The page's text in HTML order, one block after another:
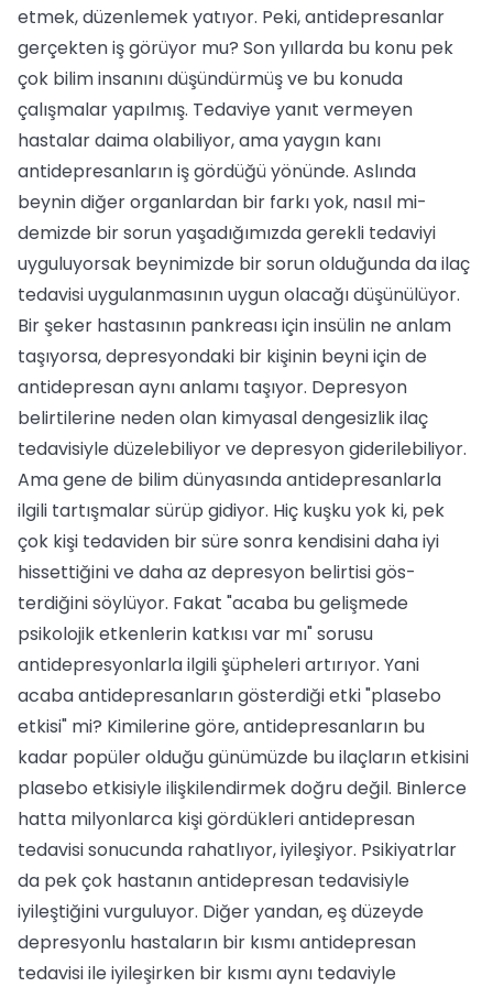
etmek, düzenle­mek yatıyor. Peki, antidepresanlar
ger­çekten iş görüyor mu? Son yıllarda bu ko­nu pek
çok bilim insanını düşündürmüş ve bu konuda
çalışmalar yapılmış. Teda­viye yanıt vermeyen
hastalar daima ola­biliyor, ama yaygın kanı
antidepresanla­rın iş gördüğü yönünde. Aslında
beynin diğer organlardan bir farkı yok, nasıl mi­
demizde bir sorun yaşadığımızda gerekli tedaviyi
uyguluyorsak beynimizde bir so­run olduğunda da ilaç
tedavisi uygulan­masının uygun olacağı düşünülüyor.
Bir şeker hastasının pankreası için insülin ne anlam
taşıyorsa, depresyondaki bir kişi­nin beyni için de
antidepresan aynı anla­mı taşıyor. Depresyon
belirtilerine neden olan kimyasal dengesizlik ilaç
tedavisiyle düzelebiliyor ve depresyon giderilebiliyor.
Ama gene de bilim dünyasında antidepresanlarla
ilgili tartışmalar sürüp gidiyor. Hiç kuşku yok ki, pek
çok kişi tedaviden bir süre sonra kendisini daha iyi
hisset­tiğini ve daha az depresyon belirtisi gös­
terdiğini söylüyor. Fakat "acaba bu geliş­mede
psikolojik etkenlerin katkısı var mı" sorusu
antidepresyonlarla ilgili şüphe­leri artırıyor. Yani
acaba antidepresanların gösterdiği etki "plasebo
etkisi" mi? Ki­milerine göre, antidepresanların bu
kadar popüler olduğu günümüzde bu ilaçların etkisini
plasebo etkisiyle ilişkilendirmek doğru değil. Binlerce
hatta milyonlarca ki­şi gördükleri antidepresan
tedavisi sonu­cunda rahatlıyor, iyileşiyor. Psikiyatrlar
da pek çok hastanın antidepresan tedavisiy­le
iyileştiğini vurguluyor. Diğer yandan, eş düzeyde
depresyonlu hastaların bir kıs­mı antidepresan
tedavisi ile iyileşirken bir kısmı aynı tedaviyle